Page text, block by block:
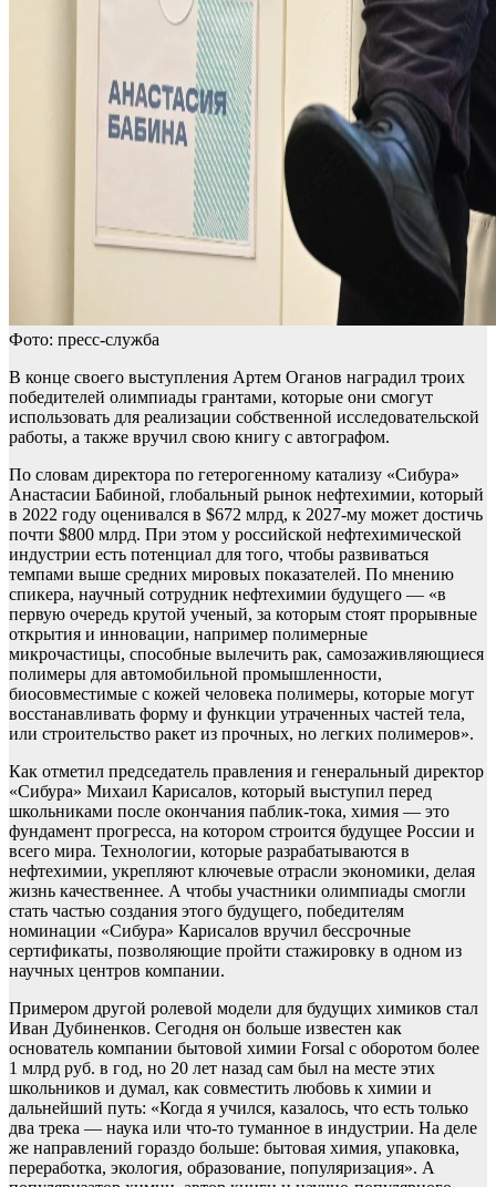
Фото: пресс-служба
В конце своего выступления Артем Оганов наградил троих
победителей олимпиады грантами, которые они смогут
использовать для реализации собственной исследовательской
работы, а также вручил свою книгу с автографом.
По словам директора по гетерогенному катализу «Сибура»
Анастасии Бабиной, глобальный рынок нефтехимии, который
в 2022 году оценивался в $672 млрд, к 2027-му может достичь
почти $800 млрд. При этом у российской нефтехимической
индустрии есть потенциал для того, чтобы развиваться
темпами выше средних мировых показателей. По мнению
спикера, научный сотрудник нефтехимии будущего — «в
первую очередь крутой ученый, за которым стоят прорывные
открытия и инновации, например полимерные
микрочастицы, способные вылечить рак, самозаживляющиеся
полимеры для автомобильной промышленности,
биосовместимые с кожей человека полимеры, которые могут
восстанавливать форму и функции утраченных частей тела,
или строительство ракет из прочных, но легких полимеров».
Как отметил председатель правления и генеральный директор
«Сибура» Михаил Карисалов, который выступил перед
школьниками после окончания паблик-тока, химия — это
фундамент прогресса, на котором строится будущее России и
всего мира. Технологии, которые разрабатываются в
нефтехимии, укрепляют ключевые отрасли экономики, делая
жизнь качественнее. А чтобы участники олимпиады смогли
стать частью создания этого будущего, победителям
номинации «Сибура» Карисалов вручил бессрочные
сертификаты, позволяющие пройти стажировку в одном из
научных центров компании.
Примером другой ролевой модели для будущих химиков стал
Иван Дубиненков. Сегодня он больше известен как
основатель компании бытовой химии Forsal с оборотом более
1 млрд руб. в год, но 20 лет назад сам был на месте этих
школьников и думал, как совместить любовь к химии и
дальнейший путь: «Когда я учился, казалось, что есть только
два трека — наука или что-то туманное в индустрии. На деле
же направлений гораздо больше: бытовая химия, упаковка,
переработка, экология, образование, популяризация». А